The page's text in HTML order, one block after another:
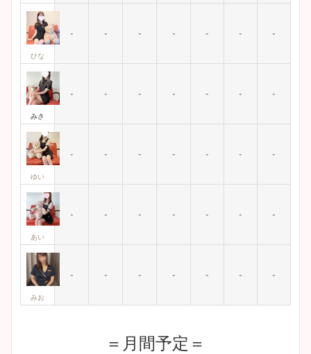
ひな
- - - - - - -
みさ
- - - - - - -
ゆい
- - - - - - -
あい
- - - - - - -
みお
- - - - - - -
＝月間予定＝